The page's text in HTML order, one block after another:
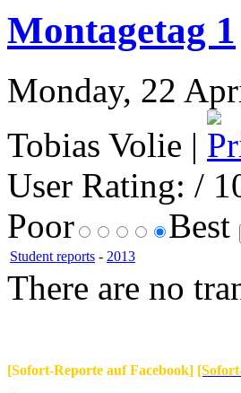
Montagetag 1
Monday, 22
Tobias Volie |
User Rating: /
Poor
Best
Student reports - 2013
There are no
[Sofort-Reporte auf Facebook]